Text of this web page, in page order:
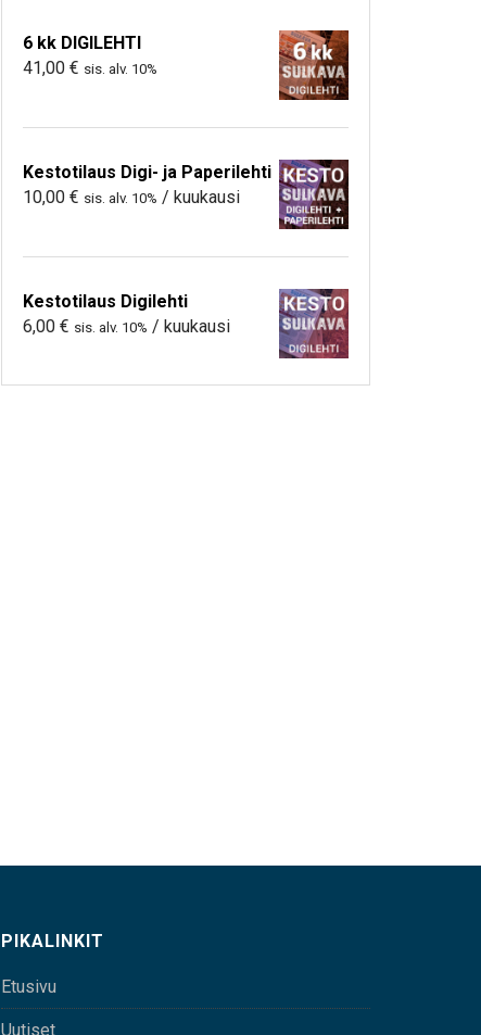
6 kk DIGILEHTI
41,00 € sis. alv. 10%
Kestotilaus Digi- ja Paperilehti
10,00 € sis. alv. 10% / kuukausi
Kestotilaus Digilehti
6,00 € sis. alv. 10% / kuukausi
PIKALINKIT
Etusivu
Uutiset